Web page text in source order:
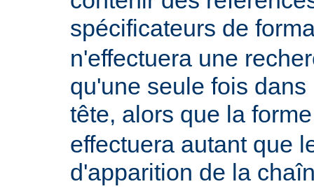
spécificateurs de
n'effectuera une
qu'une seule fois
tête, alors que la
effectuera autant que
d'apparition de la